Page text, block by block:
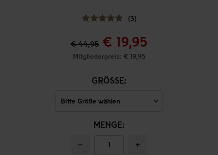
(3)
€ 44,95 € 19,95
Mitgliederpreis: € 19,95
GRÖSSE:
MENGE:
− +